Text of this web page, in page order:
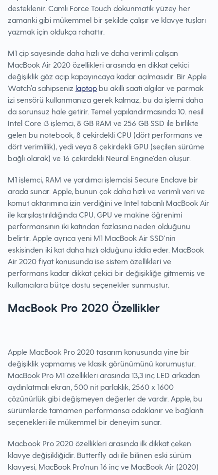
desteklenir. Camlı Force Touch dokunmatik yüzey her
zamanki gibi mükemmel bir şekilde çalışır ve klavye tuşları
yazmak için oldukça rahattır.
M1 çip sayesinde daha hızlı ve daha verimli çalışan
MacBook Air 2020 özellikleri arasında en dikkat çekici
değişiklik göz açıp kapayıncaya kadar açılmasıdır. Bir Apple
Watch’a sahipseniz laptop bu akıllı saati algılar ve parmak
izi sensörü kullanmanıza gerek kalmaz, bu da işlemi daha
da sorunsuz hale getirir. Temel yapılandırmasında 10. nesil
Intel Core i3 işlemci, 8 GB RAM ve 256 GB SSD ile birlikte
gelen bu notebook, 8 çekirdekli CPU (dört performans ve
dört verimlilik), yedi veya 8 çekirdekli GPU (seçilen sürüme
bağlı olarak) ve 16 çekirdekli Neural Engine'den oluşur.
M1 işlemci, RAM ve yardımcı işlemcisi Secure Enclave bir
arada sunar. Apple, bunun çok daha hızlı ve verimli veri ve
komut aktarımına izin verdiğini ve Intel tabanlı MacBook Air
ile karşılaştırıldığında CPU, GPU ve makine öğrenimi
performansının iki katından fazlasına neden olduğunu
belirtir. Apple ayrıca yeni M1 MacBook Air SSD'nin
eskisinden iki kat daha hızlı olduğunu iddia eder. MacBook
Air 2020 fiyat konusunda ise sistem özellikleri ve
performans kadar dikkat çekici bir değişikliğe gitmemiş ve
kullanıcılara bütçe dostu seçenekler sunmuştur.
MacBook Pro 2020 Özellikler
Apple MacBook Pro 2020 tasarım konusunda yine bir
değişiklik yapmamış ve klasik görünümünü korumuştur.
MacBook Pro M1 özellikleri arasında 13,3 inç LED arkadan
aydınlatmalı ekran, 500 nit parlaklık, 2560 x 1600
çözünürlük gibi değişmeyen değerler de vardır. Apple, bu
sürümlerde tamamen performansa odaklanır ve bağlantı
seçenekleri ile mükemmel bir deneyim sunar.
Macbook Pro 2020 özellikleri arasında ilk dikkat çeken
klavye değişikliğidir. Butterfly adı ile bilinen eski sürüm
klavyesi, MacBook Pro'nun 16 inç ve MacBook Air (2020)